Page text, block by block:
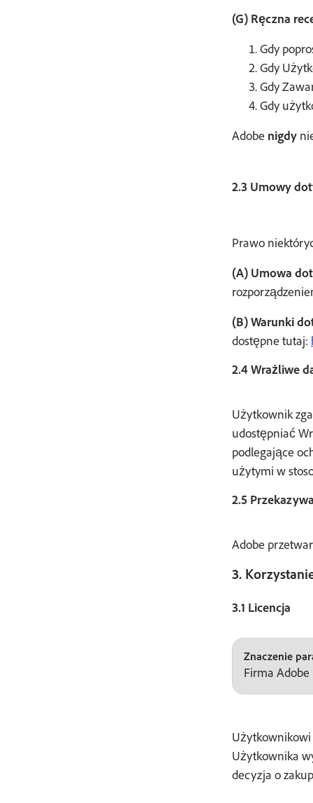
(G) Ręczna
Gdy
Gdy
Gdy
Gdy
Adobe nigdy
2.3 Umowy
Prawo
(A) Umowa
(B) Warunki
dostępne tutaj:
2.4 Wrażliwe
Użytkownik
udostępniać
podlegające
użytymi w
2.5
Adobe
3.
3.1 Licencja
Znaczenie
Firma
Użytkownikowi
Użytkownika
decyzja o